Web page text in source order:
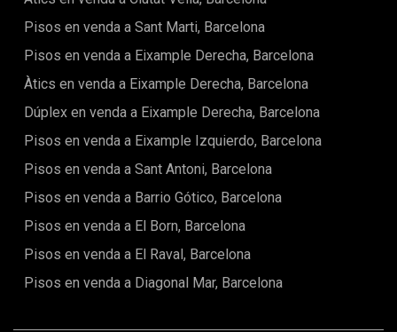
Pisos en venda a Sant Marti, Barcelona
Pisos en venda a Eixample Derecha, Barcelona
Àtics en venda a Eixample Derecha, Barcelona
Dúplex en venda a Eixample Derecha, Barcelona
Pisos en venda a Eixample Izquierdo, Barcelona
Pisos en venda a Sant Antoni, Barcelona
Pisos en venda a Barrio Gótico, Barcelona
Pisos en venda a El Born, Barcelona
Pisos en venda a El Raval, Barcelona
Pisos en venda a Diagonal Mar, Barcelona